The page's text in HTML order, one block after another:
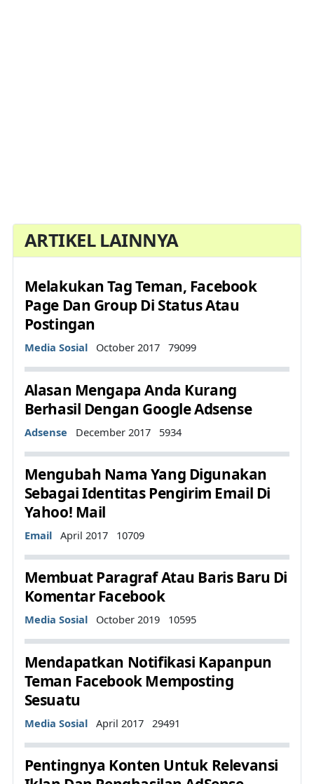
ARTIKEL LAINNYA
Melakukan Tag Teman, Facebook
Page Dan Group Di Status Atau
Postingan
Details
Media Sosial October 2017 79099
Alasan Mengapa Anda Kurang
Berhasil Dengan Google Adsense
Details
Adsense December 2017 5934
Mengubah Nama Yang Digunakan
Sebagai Identitas Pengirim Email Di
Yahoo! Mail
Details
Email April 2017 10709
Membuat Paragraf Atau Baris Baru Di
Komentar Facebook
Details
Media Sosial October 2019 10595
Mendapatkan Notifikasi Kapanpun
Teman Facebook Memposting
Sesuatu
Details
Media Sosial April 2017 29491
Pentingnya Konten Untuk Relevansi